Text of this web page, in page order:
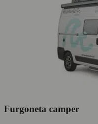
Furgoneta camper